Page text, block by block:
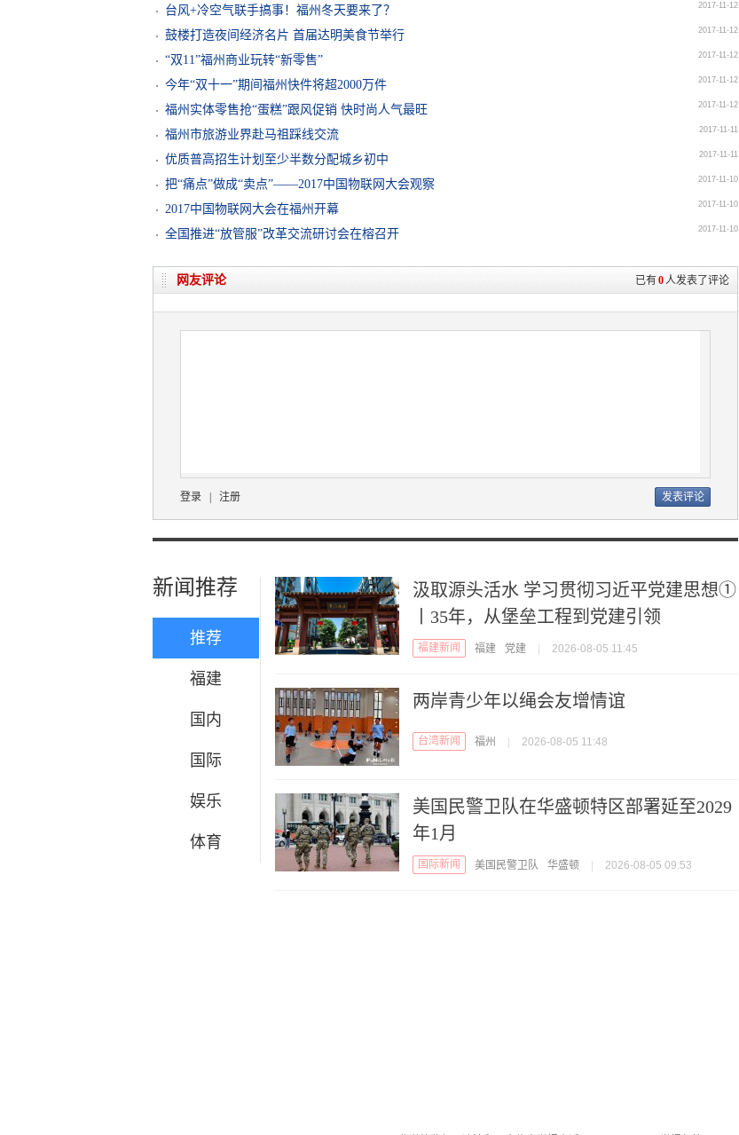
台风+冷空气联手搞事！福州冬天要来了？
2017-11-12
鼓楼打造夜间经济名片 首届达明美食节举行 2017-11-12
“双11”福州商业玩转“新零售” 2017-11-12
今年“双十一”期间福州快件将超2000万件 2017-11-12
福州实体零售抢“蛋糕”跟风促销 快时尚人气最旺 2017-11-12
福州市旅游业界赴马祖踩线交流 2017-11-11
优质普高招生计划至少半数分配城乡初中 2017-11-11
把“痛点”做成“卖点”——2017中国物联网大会观察 2017-11-10
2017中国物联网大会在福州开幕 2017-11-10
全国推进“放管服”改革交流研讨会在榕召开 2017-11-10
已有0人发表了评论
网友评论
登录 注册
新闻推荐
推荐
福建
国内
国际
娱乐
体育
汲取源头活水 学习贯彻习近平党建思想①
丨35年，从堡垒工程到党建引领
福建新闻 福建 党建 2026-08-05 11:45
两岸青少年以绳会友增情谊
台湾新闻 福州 2026-08-05 11:48
美国民警卫队在华盛顿特区部署延至2029
年1月
国际新闻 美国民警卫队 华盛顿 2026-08-05 09:53